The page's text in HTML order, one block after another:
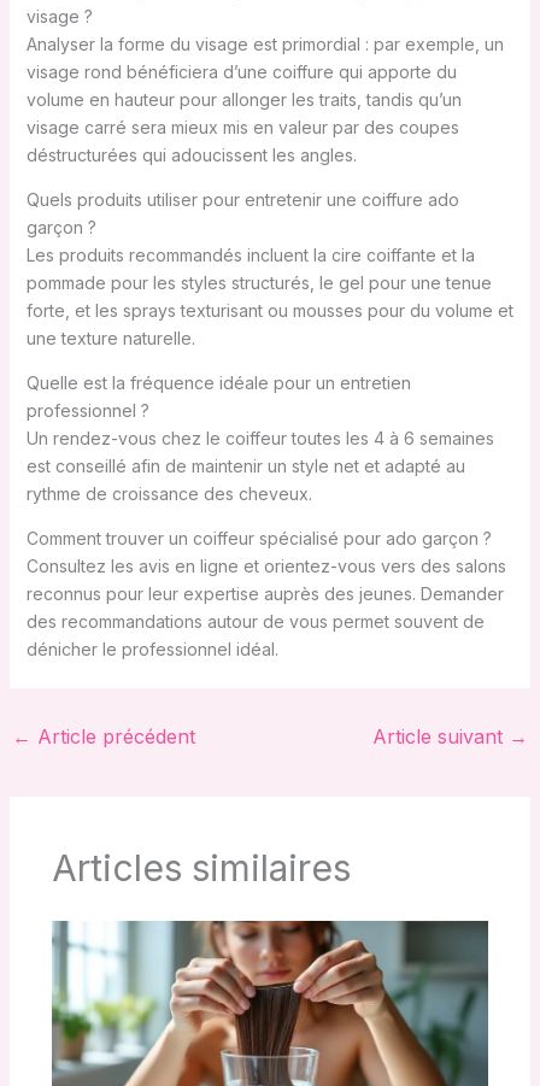
visage ?
Analyser la forme du visage est primordial : par exemple, un
visage rond bénéficiera d’une coiffure qui apporte du
volume en hauteur pour allonger les traits, tandis qu’un
visage carré sera mieux mis en valeur par des coupes
déstructurées qui adoucissent les angles.
Quels produits utiliser pour entretenir une coiffure ado
garçon ?
Les produits recommandés incluent la cire coiffante et la
pommade pour les styles structurés, le gel pour une tenue
forte, et les sprays texturisant ou mousses pour du volume et
une texture naturelle.
Quelle est la fréquence idéale pour un entretien
professionnel ?
Un rendez-vous chez le coiffeur toutes les 4 à 6 semaines
est conseillé afin de maintenir un style net et adapté au
rythme de croissance des cheveux.
Comment trouver un coiffeur spécialisé pour ado garçon ?
Consultez les avis en ligne et orientez-vous vers des salons
reconnus pour leur expertise auprès des jeunes. Demander
des recommandations autour de vous permet souvent de
dénicher le professionnel idéal.
← Article précédent Article suivant →
Articles similaires